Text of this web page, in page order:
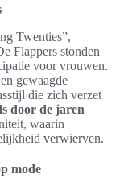
Twenties”,
Flappers stonden
voor vrouwen.
gewaagde
die zich verzet
door de jaren
waarin
verwierven.
mode